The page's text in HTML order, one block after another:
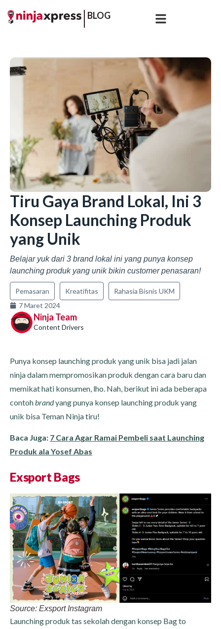
BLOG
Tiru Gaya Brand Lokal, Ini 3
Konsep Launching Produk
yang Unik
Belajar yuk dari 3 brand lokal ini yang punya konsep
launching produk yang unik bikin customer penasaran!
Pemasaran Kreatifitas
Rahasia Bisnis UKM
7 Maret 2024
Ninja Team
Content Drivers
Punya konsep launching produk yang unik bisa jadi jalan
ninja dalam mempromosikan produk dengan cara baru dan
memikat hati konsumen, lho. Nah, berikut ini ada beberapa
contohbrandyang punya konsep launching produk yang
unik bisa Teman Ninja tiru!
Baca Juga: 7 Cara Agar Ramai Pembeli saat Launching
Produk ala Yosef Abas
Exsport Bags
Source: Exsport Instagram
Launching produk tas sekolah dengan konsep Bag to